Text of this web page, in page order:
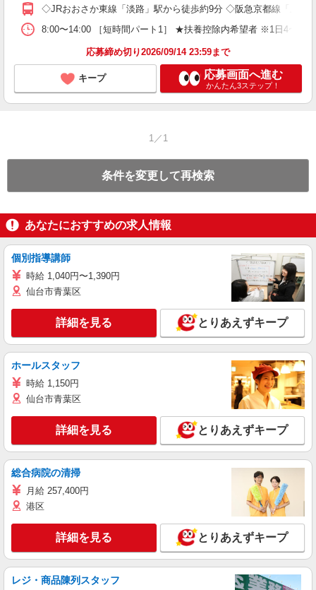
◇JRおおさか東線「淡路」駅から徒歩約9分 ◇阪急京都線「上新
8:00〜14:00 ［短時間パート1］ ★扶養控除内希望者 ※1日4〜5
応募締め切り2026/09/14 23:59まで
キープ 応募画面へ進む
かんたん3ステップ！
1／1
条件を変更して再検索
あなたにおすすめの求人情報
個別指導講師
時給 1,040円〜1,390円
仙台市青葉区
詳細を見る とりあえずキープ
ホールスタッフ
時給 1,150円
仙台市青葉区
詳細を見る とりあえずキープ
総合病院の清掃
月給 257,400円
港区
詳細を見る とりあえずキープ
レジ・商品陳列スタッフ